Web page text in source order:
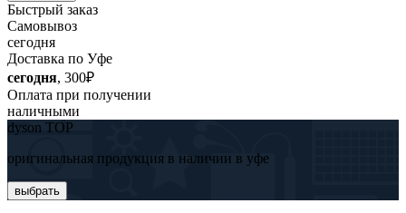
Быстрый заказ
Самовывоз
сегодня
Доставка по Уфе
сегодня, 300₽
Оплата при получении
наличными
dyson TOP
оригинальная продукция в наличии в уфе
выбрать